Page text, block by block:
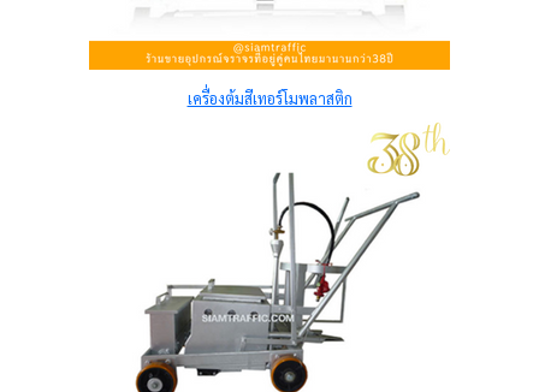
เครื่องต้มสีเทอร์โมพลาสติก